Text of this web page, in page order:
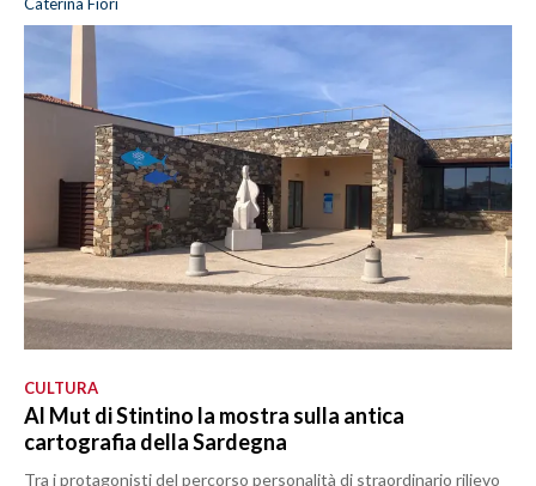
CULTURA
Al Mut di Stintino la mostra sulla antica
cartografia della Sardegna
Tra i protagonisti del percorso personalità di straordinario rilievo